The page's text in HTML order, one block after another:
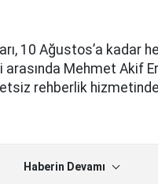
10 Ağustos’a kadar
Mehmet Akif
rehberlik
Haberin Devamı